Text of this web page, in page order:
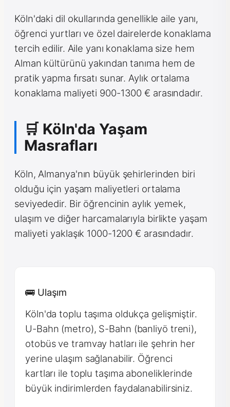
Köln'daki dil okullarında genellikle aile yanı,
öğrenci yurtları ve özel dairelerde konaklama
tercih edilir. Aile yanı konaklama size hem
Alman kültürünü yakından tanıma hem de
pratik yapma fırsatı sunar. Aylık ortalama
konaklama maliyeti 900-1300 € arasındadır.
🛒 Köln'da Yaşam
Masrafları
Köln, Almanya'nın büyük şehirlerinden biri
olduğu için yaşam maliyetleri ortalama
seviyededir. Bir öğrencinin aylık yemek,
ulaşım ve diğer harcamalarıyla birlikte yaşam
maliyeti yaklaşık 1000-1200 € arasındadır.
🚌 Ulaşım
Köln'da toplu taşıma oldukça gelişmiştir.
U-Bahn (metro), S-Bahn (banliyö treni),
otobüs ve tramvay hatları ile şehrin her
yerine ulaşım sağlanabilir. Öğrenci
kartları ile toplu taşıma aboneliklerinde
büyük indirimlerden faydalanabilirsiniz.